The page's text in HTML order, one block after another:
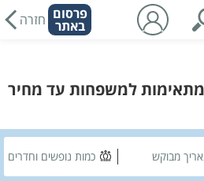
פרסום
באתר חזרה
למשפחות עד מחיר
מבוקש כמות נופשים וחדרים